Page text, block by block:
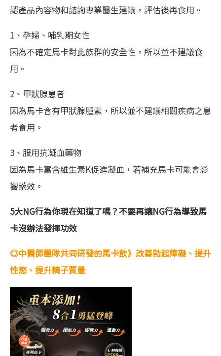
認產品內容物和諮詢專業醫生建議，評估後再食用。
1、孕婦、哺乳期女性
因為不確定馬卡對此族群的安全性，所以並不建議食
用。
2、甲狀腺患者
因為馬卡含有甲狀腺腫素，所以並不建議相關疾病之患
者食用。
3、服用抗凝血藥物
因為馬卡富含維生素K促進凝血，若補充馬卡可能會影
響藥效。
5大NG行為你現在知道了嗎？不要再讓NG行為導致馬
卡沒辦法發揮功效
◎中醫師團隊共同研發的馬卡飲》改善勃起障礙、提升
性慾、提升精子質量